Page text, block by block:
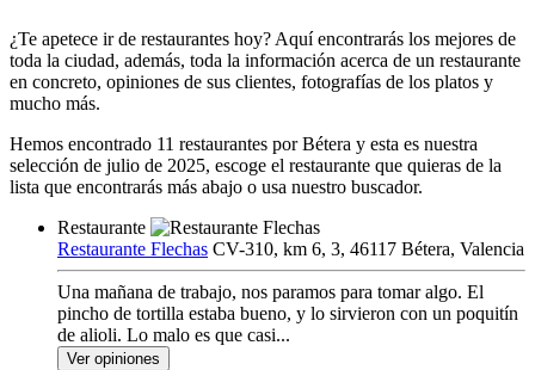
¿Te apetece ir de restaurantes hoy? Aquí encontrarás los mejores de
toda la ciudad, además, toda la información acerca de un restaurante
en concreto, opiniones de sus clientes, fotografías de los platos y
mucho más.
Hemos encontrado 11 restaurantes por Bétera y esta es nuestra
selección de julio de 2025, escoge el restaurante que quieras de la
lista que encontrarás más abajo o usa nuestro buscador.
Restaurante
Restaurante Flechas CV-310, km 6, 3, 46117 Bétera, Valencia
Una mañana de trabajo, nos paramos para tomar algo. El
pincho de tortilla estaba bueno, y lo sirvieron con un poquitín
de alioli. Lo malo es que casi...
Ver opiniones